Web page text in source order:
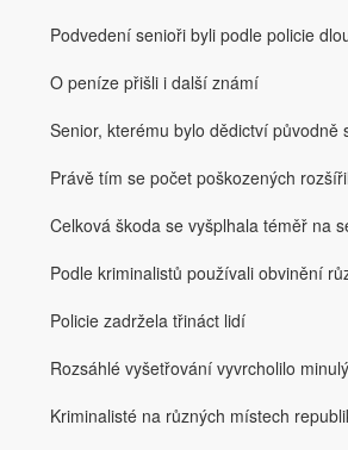
Podvedení senioři byli podle policie
O peníze přišli i další známí
Senior, kterému bylo dědictví
Právě tím se počet poškozených
Celková škoda se vyšplhala téměř na
Podle kriminalistů používali obvinění
Policie zadržela třináct lidí
Rozsáhlé vyšetřování vyvrcholilo
Kriminalisté na různých místech